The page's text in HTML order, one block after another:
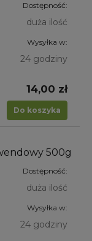
Dostępność:
duża ilość
Wysyłka w:
24 godziny
14,00 zł
Do koszyka
500g
Dostępność:
duża ilość
Wysyłka w:
24 godziny